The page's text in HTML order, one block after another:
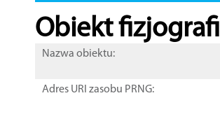
Obiekt
Nazwa obiektu:
Adres URI zasobu PRNG: